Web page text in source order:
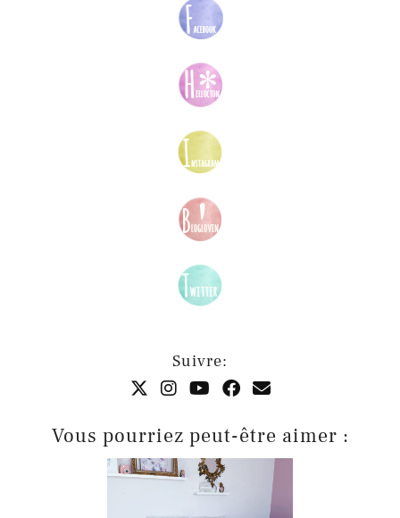
Suivre:
Vous pourriez peut-être aimer :